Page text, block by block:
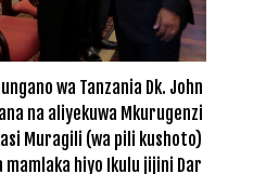
wa Tanzania Dk. John
na aliyekuwa Mkurugenzi
Muragili (wa pili kushoto)
hiyo Ikulu jijini Dar